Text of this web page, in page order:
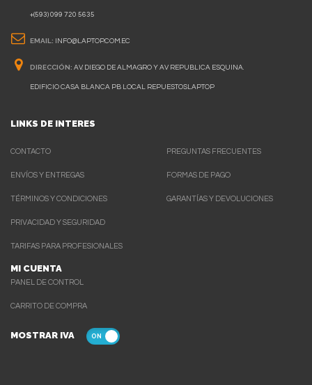
+(593) 099 720 5635
EMAIL: INFO@LAPTOP.COM.EC
DIRECCIÓN: AV. DIEGO DE ALMAGRO Y AV REPUBLICA ESQUINA.
EDIFICIO CASA BLANCA PB LOCAL REPUESTOSLAPTOP
LINKS DE INTERES
CONTACTO
ENVÍOS Y ENTREGAS
TÉRMINOS Y CONDICIONES
PRIVACIDAD Y SEGURIDAD
TARIFAS PARA PROFESIONALES
MI CUENTA
PANEL DE CONTROL
CARRITO DE COMPRA
PREGUNTAS FRECUENTES
FORMAS DE PAGO
GARANTÍAS Y DEVOLUCIONES
MOSTRAR IVA